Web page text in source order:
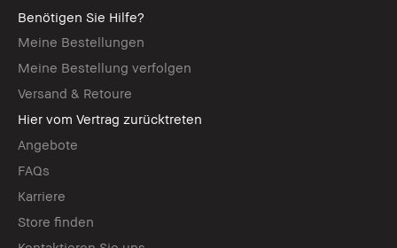
Benötigen Sie Hilfe?
Meine Bestellungen
Meine Bestellung verfolgen
Versand & Retoure
Hier vom Vertrag zurücktreten
Angebote
FAQs
Karriere
Store finden